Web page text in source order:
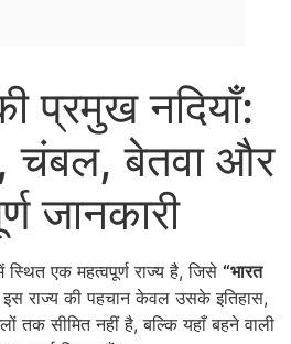
प्रमुख नदियाँ:
चंबल, बेतवा और
जानकारी
एक महत्वपूर्ण राज्य है, जिसे “भारत
राज्य की पहचान केवल उसके इतिहास,
तक सीमित नहीं है, बल्कि यहाँ बहने वाली